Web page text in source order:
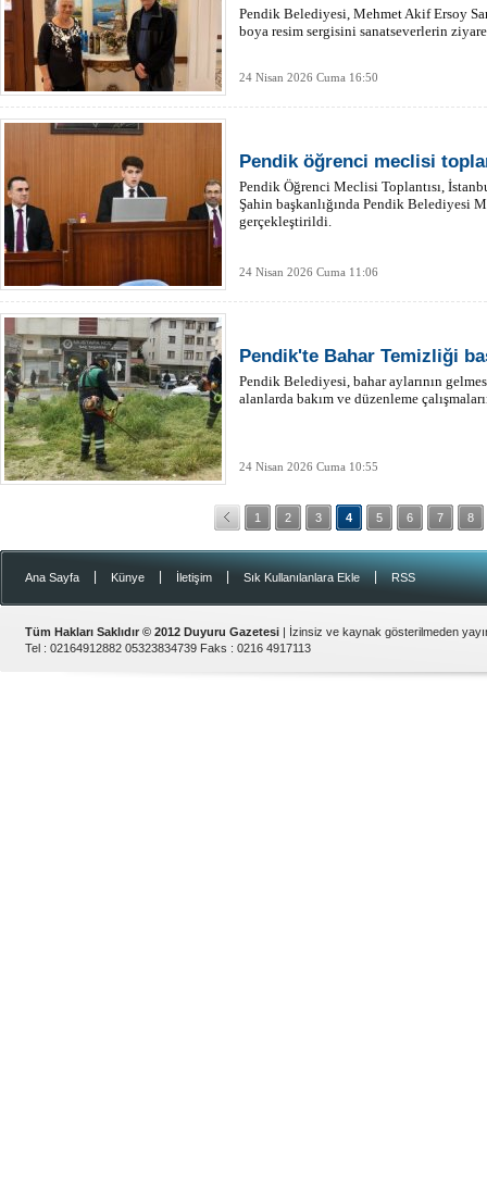
Pendik Belediyesi, Mehmet Akif Ersoy
boya resim sergisini sanatseverlerin
24 Nisan 2026 Cuma 16:50
Pendik öğrenci meclisi
Pendik Öğrenci Meclisi Toplantısı,
Şahin başkanlığında Pendik Belediyesi
gerçekleştirildi.
24 Nisan 2026 Cuma 11:06
Pendik'te Bahar Temizliği
Pendik Belediyesi, bahar aylarının
alanlarda bakım ve düzenleme
24 Nisan 2026 Cuma 10:55
1 2 3 4 5 6 7 8
Ana Sayfa Künye İletişim Sık Kullanılanlara Ekle | RSS
Tüm Hakları Saklıdır © 2012 Duyuru Gazetesi | İzinsiz ve kaynak gösterilmeden
Tel : 02164912882 05323834739 Faks : 0216 4917113